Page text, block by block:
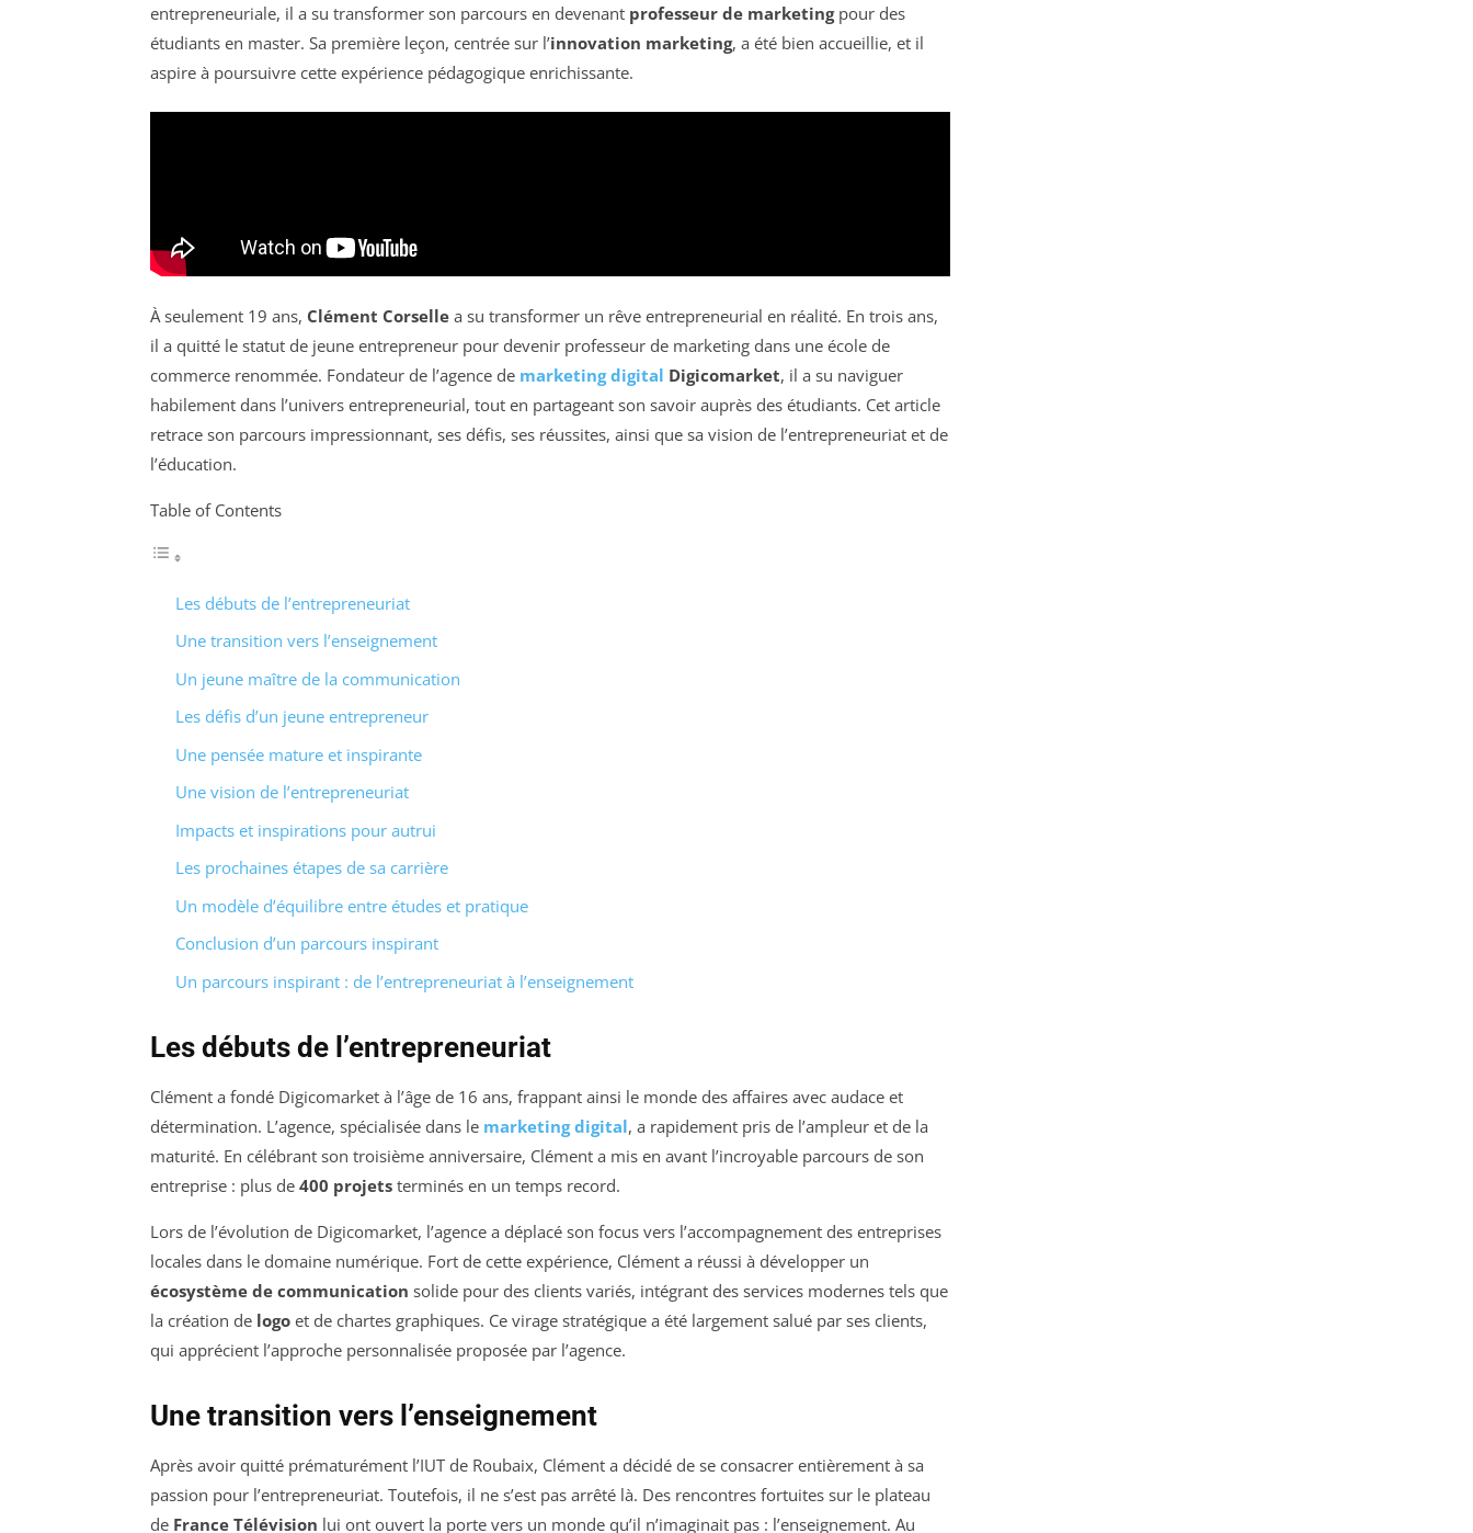
entrepreneuriale, il a su transformer son parcours en devenant professeur de marketingpour des
étudiants en master. Sa première leçon, centrée sur l’innovation marketing, a été bien accueillie, et il
aspire à poursuivre cette expérience pédagogique enrichissante.
À seulement 19 ans, Clément Corselle a su transformer un rêve entrepreneurial en réalité. En trois ans,
il a quitté le statut de jeune entrepreneur pour devenir professeur de marketing dans une école de
commerce renommée. Fondateur de l’agence de marketing digital Digicomarket, il a su naviguer
habilement dans l’univers entrepreneurial, tout en partageant son savoir auprès des étudiants. Cet article
retrace son parcours impressionnant, ses défis, ses réussites, ainsi que sa vision de l’entrepreneuriat et de
l’éducation.
Table of Contents
Les débuts de l’entrepreneuriat
Une transition vers l’enseignement
Un jeune maître de la communication
Les défis d’un jeune entrepreneur
Une pensée mature et inspirante
Une vision de l’entrepreneuriat
Impacts et inspirations pour autrui
Les prochaines étapes de sa carrière
Un modèle d’équilibre entre études et pratique
Conclusion d’un parcours inspirant
Un parcours inspirant : de l’entrepreneuriat à l’enseignement
Les débuts de l’entrepreneuriat
Clément a fondé Digicomarket à l’âge de 16 ans, frappant ainsi le monde des affaires avec audace et
détermination. L’agence, spécialisée dans le marketing digital, a rapidement pris de l’ampleur et de la
maturité. En célébrant son troisième anniversaire, Clément a mis en avant l’incroyable parcours de son
entreprise : plus de 400 projets terminés en un temps record.
Lors de l’évolution de Digicomarket, l’agence a déplacé son focus vers l’accompagnement des entreprises
locales dans le domaine numérique. Fort de cette expérience, Clément a réussi à développer un
écosystème de communication solide pour des clients variés, intégrant des services modernes tels que
la création de logo et de chartes graphiques. Ce virage stratégique a été largement salué par ses clients,
qui apprécient l’approche personnalisée proposée par l’agence.
Une transition vers l’enseignement
Après avoir quitté prématurément l’IUT de Roubaix, Clément a décidé de se consacrer entièrement à sa
passion pour l’entrepreneuriat. Toutefois, il ne s’est pas arrêté là. Des rencontres fortuites sur le plateau
de France Télévision lui ont ouvert la porte vers un monde qu’il n’imaginait pas : l’enseignement. Au